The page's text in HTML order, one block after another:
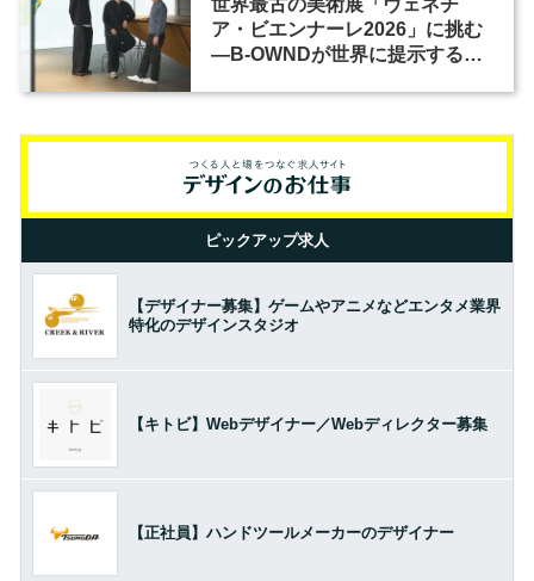
世界最古の美術展「ヴェネチ
ア・ビエンナーレ2026」に挑む
―B-OWNDが世界に提示する美
ピックアップ求人
【デザイナー募集】ゲームやアニメなどエンタメ業界
特化のデザインスタジオ
【キトビ】Webデザイナー／Webディレクター募集
【正社員】ハンドツールメーカーのデザイナー